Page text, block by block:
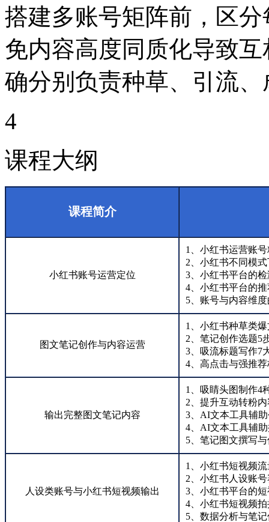
搭建多账号矩阵前，区
免内容高度同质化导致
确分别负责种草、引流、
4
课程大纲
课程简介
小红书账号运营定位
1、小红书运营账
2、小红书不同模
3、小红书平台的
4、小红书平台的
5、账号与内容维
图文笔记创作与内容运营
1、小红书种草类
2、笔记创作选题5
3、吸流标题写作7
4、高点击与强推
输出完整图文笔记内容
1、吸睛头图制作4
2、提升互动转粉
3、AI文本工具辅
4、AI文本工具辅
5、笔记图文撰写
人设类账号与小红书短视频输出
1、小红书短视频
2、小红书人设账
3、小红书平台的
4、小红书短视频拍
5、数据分析与笔